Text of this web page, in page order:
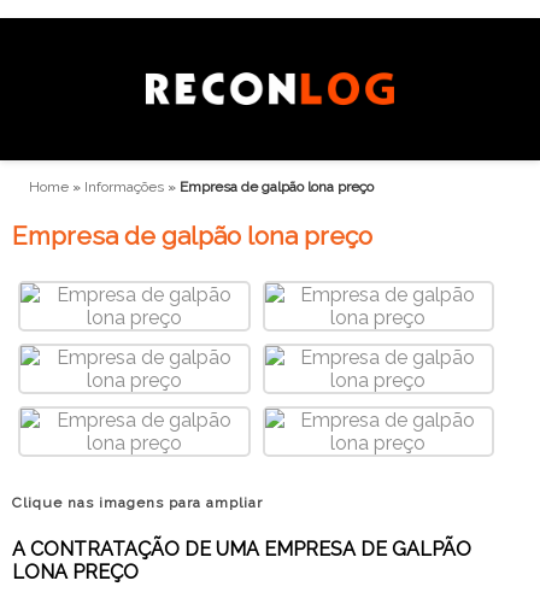
Home » Informações » Empresa de galpão lona preço
Empresa de galpão lona preço
Clique nas imagens para ampliar
A CONTRATAÇÃO DE UMA EMPRESA DE GALPÃO
LONA PREÇO